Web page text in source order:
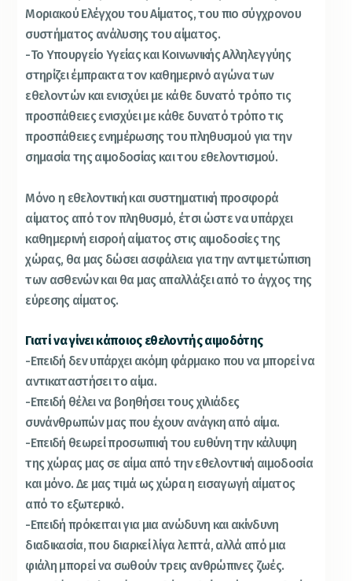
Μοριακού Ελέγχου του Αίματος, του πιο σύγχρονου
συστήματος ανάλυσης του αίματος.
-Το Υπουργείο Υγείας και Κοινωνικής Αλληλεγγύης
στηρίζει έμπρακτα τον καθημερινό αγώνα των
εθελοντών και ενισχύει με κάθε δυνατό τρόπο τις
προσπάθειες ενισχύει με κάθε δυνατό τρόπο τις
προσπάθειες ενημέρωσης του πληθυσμού για την
σημασία της αιμοδοσίας και του εθελοντισμού.
Μόνο η εθελοντική και συστηματική προσφορά
αίματος από τον πληθυσμό, έτσι ώστε να υπάρχει
καθημερινή εισροή αίματος στις αιμοδοσίες της
χώρας, θα μας δώσει ασφάλεια για την αντιμετώπιση
των ασθενών και θα μας απαλλάξει από το άγχος της
εύρεσης αίματος.
Γιατί να γίνει κάποιος εθελοντής αιμοδότης
-Επειδή δεν υπάρχει ακόμη φάρμακο που να μπορεί να
αντικαταστήσει το αίμα.
-Επειδή θέλει να βοηθήσει τους χιλιάδες
συνάνθρωπών μας που έχουν ανάγκη από αίμα.
-Επειδή θεωρεί προσωπική του ευθύνη την κάλυψη
της χώρας μας σε αίμα από την εθελοντική αιμοδοσία
και μόνο. Δε μας τιμά ως χώρα η εισαγωγή αίματος
από το εξωτερικό.
-Επειδή πρόκειται για μια ανώδυνη και ακίνδυνη
διαδικασία, που διαρκεί λίγα λεπτά, αλλά από μια
φιάλη μπορεί να σωθούν τρεις ανθρώπινες ζωές.